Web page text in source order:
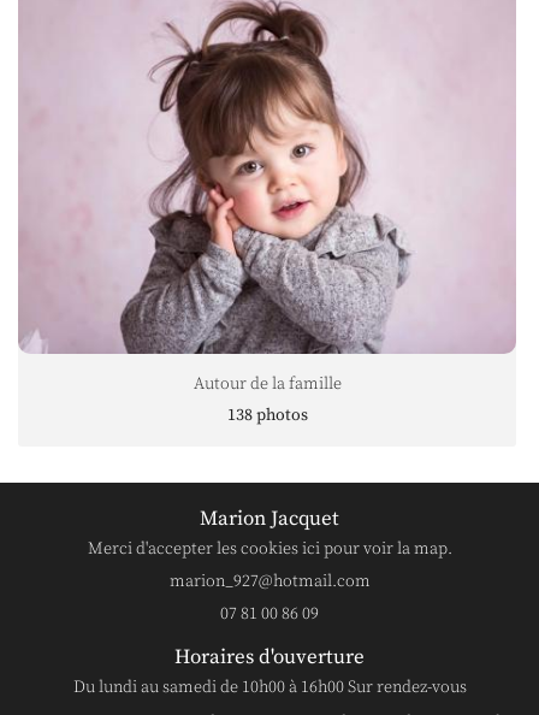
Nouveau né
78 photos
Marion Jacquet
Merci d'accepter les cookiesicipour voir la map.
07 81 00 86 09
Horaires d'ouverture
Du lundi au samedi de 10h00 à 16h00 Sur rendez-vous